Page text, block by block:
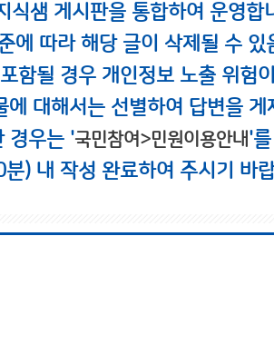
식샘 게시판을 통합하여 운영합
에 따라 해당 글이 삭제될 수 있
함될 경우 개인정보 노출 위험
대해서는 선별하여 답변을 게
경우는 '국민참여>민원이용안내'
) 내 작성 완료하여 주시기 바